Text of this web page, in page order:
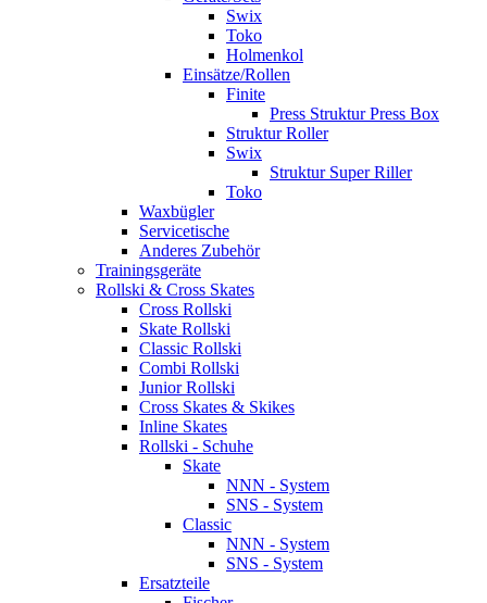
Swix
Toko
Holmenkol
Einsätze/Rollen
Finite
Press Struktur Press Box
Struktur Roller
Swix
Struktur Super Riller
Toko
Waxbügler
Servicetische
Anderes Zubehör
Trainingsgeräte
Rollski & Cross Skates
Cross Rollski
Skate Rollski
Classic Rollski
Combi Rollski
Junior Rollski
Cross Skates & Skikes
Inline Skates
Rollski - Schuhe
Skate
NNN - System
SNS - System
Classic
NNN - System
SNS - System
Ersatzteile